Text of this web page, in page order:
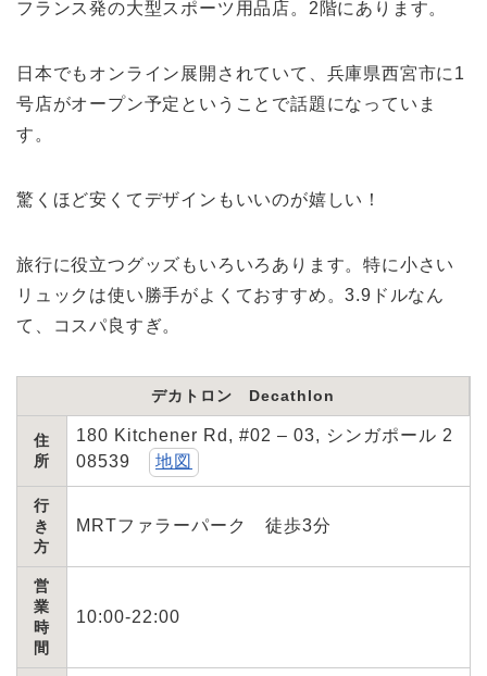
フランス発の大型スポーツ用品店。2階にあります。
日本でもオンライン展開されていて、兵庫県西宮市に1
号店がオープン予定ということで話題になっていま
す。
驚くほど安くてデザインもいいのが嬉しい！
旅行に役立つグッズもいろいろあります。特に小さい
リュックは使い勝手がよくておすすめ。3.9ドルなん
て、コスパ良すぎ。
デカトロン Decathlon
住
所
180 Kitchener Rd, #02 – 03, シンガポール 2
08539
地図
行
き
方
MRTファラーパーク 徒歩3分
営
業
時
間
10:00-22:00